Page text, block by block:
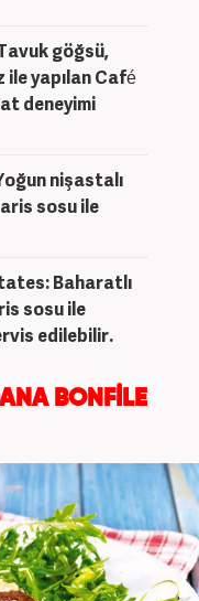
göğsü,
yapılan Café
deneyimi
nişastalı
sosu ile
: Baharatlı
sosu ile
edilebilir.
BONFİLE